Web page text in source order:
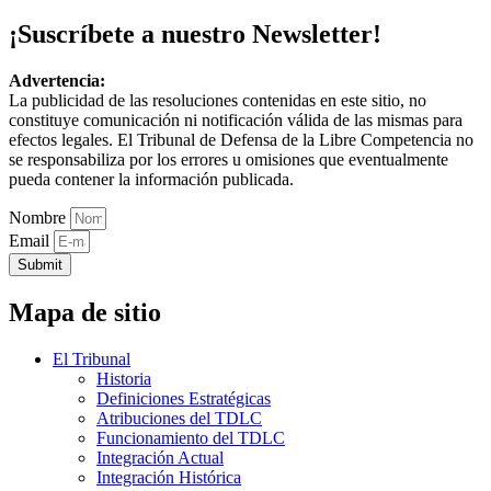
¡Suscríbete a nuestro Newsletter!
Advertencia:
La publicidad de las resoluciones contenidas en este sitio, no
constituye comunicación ni notificación válida de las mismas para
efectos legales. El Tribunal de Defensa de la Libre Competencia no
se responsabiliza por los errores u omisiones que eventualmente
pueda contener la información publicada.
Nombre
Email
Submit
Mapa de sitio
El Tribunal
Historia
Definiciones Estratégicas
Atribuciones del TDLC
Funcionamiento del TDLC
Integración Actual
Integración Histórica